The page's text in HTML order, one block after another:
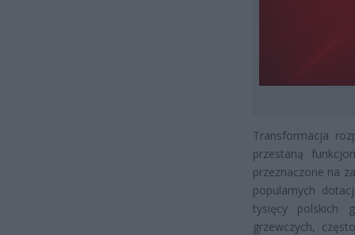
Transformacja
przestaną
przeznaczone na
popularnych
tysięcy polskich
grzewczych,